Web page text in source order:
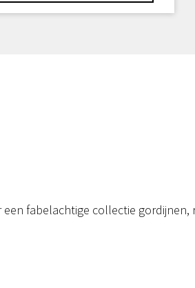
fabelachtige collectie gordijnen,